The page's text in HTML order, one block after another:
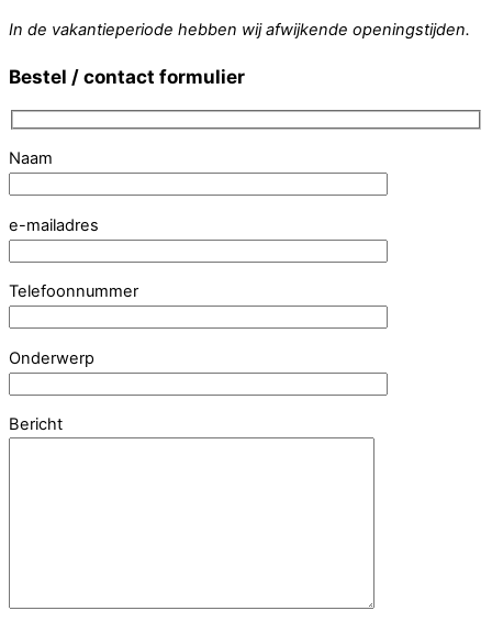
In de vakantieperiode hebben wij afwijkende openingstijden.
Bestel / contact formulier
Naam
e-mailadres
Telefoonnummer
Onderwerp
Bericht